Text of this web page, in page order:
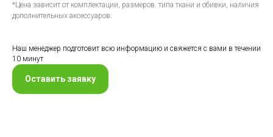
*Цена зависит от комплектации, размеров. типа ткани и обивки, наличия
дополнительных аксессуаров.
Наш менеджер подготовит всю информацию и свяжется с вами в течении
10 минут
Оставить заявку